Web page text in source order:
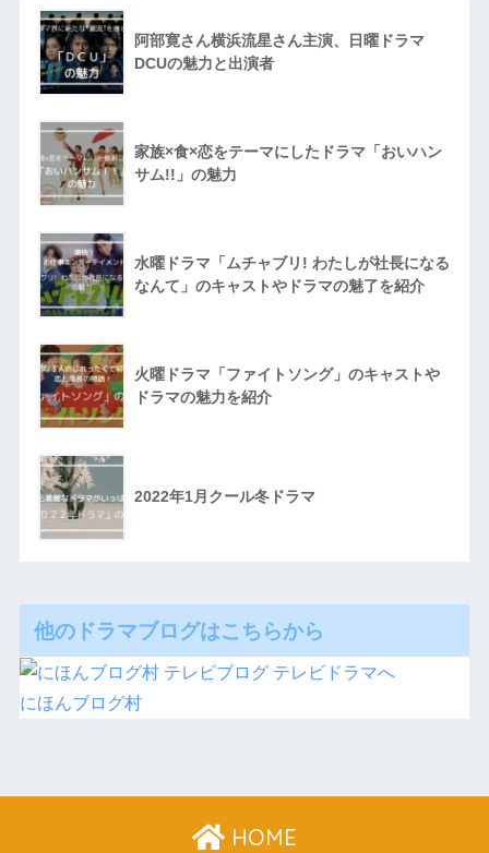
阿部寛さん横浜流星さん主演、日曜ドラマ
DCUの魅力と出演者
家族×食×恋をテーマにしたドラマ「おいハン
サム!!」の魅力
水曜ドラマ「ムチャブリ! わたしが社長になる
なんて」のキャストやドラマの魅了を紹介
火曜ドラマ「ファイトソング」のキャストや
ドラマの魅力を紹介
2022年1月クール冬ドラマ
他のドラマブログはこちらから
にほんブログ村
HOME